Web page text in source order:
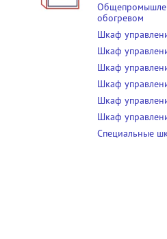
обогревом
Шкаф
Шкаф
Шкаф
Шкаф
Шкаф
Шкаф
Специальные